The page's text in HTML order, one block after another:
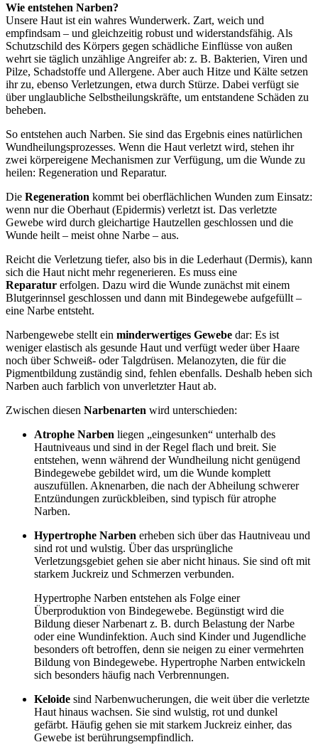
Wie entstehen Narben?
Unsere Haut ist ein wahres Wunderwerk. Zart, weich und
empfindsam – und gleichzeitig robust und widerstandsfähig. Als
Schutzschild des Körpers gegen schädliche Einflüsse von außen
wehrt sie täglich unzählige Angreifer ab: z. B. Bakterien, Viren und
Pilze, Schadstoffe und Allergene. Aber auch Hitze und Kälte setzen
ihr zu, ebenso Verletzungen, etwa durch Stürze. Dabei verfügt sie
über unglaubliche Selbstheilungskräfte, um entstandene Schäden zu
beheben.
So entstehen auch Narben. Sie sind das Ergebnis eines natürlichen
Wundheilungsprozesses. Wenn die Haut verletzt wird, stehen ihr
zwei körpereigene Mechanismen zur Verfügung, um die Wunde zu
heilen: Regeneration und Reparatur.
Die Regeneration kommt bei oberflächlichen Wunden zum Einsatz:
wenn nur die Oberhaut (Epidermis) verletzt ist. Das verletzte
Gewebe wird durch gleichartige Hautzellen geschlossen und die
Wunde heilt – meist ohne Narbe – aus.
Reicht die Verletzung tiefer, also bis in die Lederhaut (Dermis), kann
sich die Haut nicht mehr regenerieren. Es muss eine
Reparatur erfolgen. Dazu wird die Wunde zunächst mit einem
Blutgerinnsel geschlossen und dann mit Bindegewebe aufgefüllt –
eine Narbe entsteht.
Narbengewebe stellt ein minderwertiges Gewebe dar: Es ist
weniger elastisch als gesunde Haut und verfügt weder über Haare
noch über Schweiß- oder Talgdrüsen. Melanozyten, die für die
Pigmentbildung zuständig sind, fehlen ebenfalls. Deshalb heben sich
Narben auch farblich von unverletzter Haut ab.
Zwischen diesen Narbenarten wird unterschieden:
Atrophe Narben liegen „eingesunken“ unterhalb des
Hautniveaus und sind in der Regel flach und breit. Sie
entstehen, wenn während der Wundheilung nicht genügend
Bindegewebe gebildet wird, um die Wunde komplett
auszufüllen. Aknenarben, die nach der Abheilung schwerer
Entzündungen zurückbleiben, sind typisch für atrophe
Narben.
Hypertrophe Narben erheben sich über das Hautniveau und
sind rot und wulstig. Über das ursprüngliche
Verletzungsgebiet gehen sie aber nicht hinaus. Sie sind oft mit
starkem Juckreiz und Schmerzen verbunden.
Hypertrophe Narben entstehen als Folge einer
Überproduktion von Bindegewebe. Begünstigt wird die
Bildung dieser Narbenart z. B. durch Belastung der Narbe
oder eine Wundinfektion. Auch sind Kinder und Jugendliche
besonders oft betroffen, denn sie neigen zu einer vermehrten
Bildung von Bindegewebe. Hypertrophe Narben entwickeln
sich besonders häufig nach Verbrennungen.
Keloide sind Narbenwucherungen, die weit über die verletzte
Haut hinaus wachsen. Sie sind wulstig, rot und dunkel
gefärbt. Häufig gehen sie mit starkem Juckreiz einher, das
Gewebe ist berührungsempfindlich.